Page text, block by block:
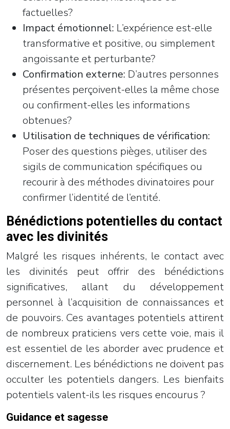
factuelles?
Impact émotionnel: L’expérience est-elle
transformative et positive, ou simplement
angoissante et perturbante?
Confirmation externe: D’autres personnes
présentes perçoivent-elles la même chose
ou confirment-elles les informations
obtenues?
Utilisation de techniques de vérification:
Poser des questions pièges, utiliser des
sigils de communication spécifiques ou
recourir à des méthodes divinatoires pour
confirmer l’identité de l’entité.
Bénédictions potentielles du contact
avec les divinités
Malgré les risques inhérents, le contact avec
les divinités peut offrir des bénédictions
significatives, allant du développement
personnel à l’acquisition de connaissances et
de pouvoirs. Ces avantages potentiels attirent
de nombreux praticiens vers cette voie, mais il
est essentiel de les aborder avec prudence et
discernement. Les bénédictions ne doivent pas
occulter les potentiels dangers. Les bienfaits
potentiels valent-ils les risques encourus ?
Guidance et sagesse